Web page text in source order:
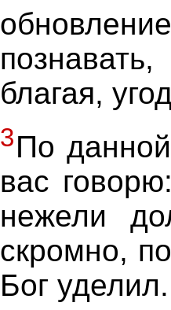
благая,
3По
вас
нежели
скромно,
Бог уделил.